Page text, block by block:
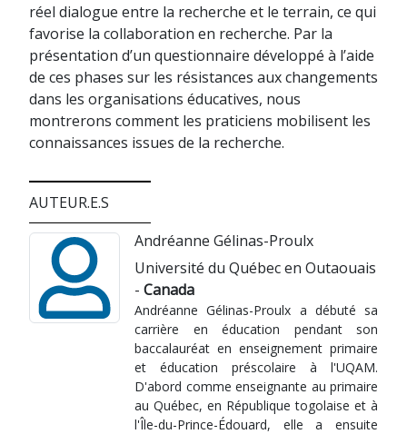
réel dialogue entre la recherche et le terrain, ce qui
favorise la collaboration en recherche. Par la
présentation d’un questionnaire développé à l’aide
de ces phases sur les résistances aux changements
dans les organisations éducatives, nous
montrerons comment les praticiens mobilisent les
connaissances issues de la recherche.
AUTEUR.E.S
Andréanne Gélinas-Proulx
Université du Québec en Outaouais
- Canada
Andréanne Gélinas-Proulx a débuté sa
carrière en éducation pendant son
baccalauréat en enseignement primaire
et éducation préscolaire à l'UQAM.
D'abord comme enseignante au primaire
au Québec, en République togolaise et à
l'Île-du-Prince-Édouard, elle a ensuite